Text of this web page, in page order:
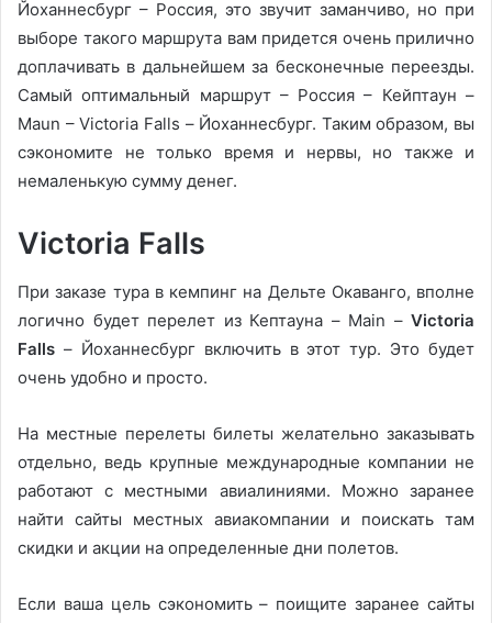
Йоханнесбург – Россия, это звучит заманчиво, но при
выборе такого маршрута вам придется очень прилично
доплачивать в дальнейшем за бесконечные переезды.
Самый оптимальный маршрут – Россия – Кейптаун –
Maun – Victoria Falls – Йоханнесбург. Таким образом, вы
сэкономите не только время и нервы, но также и
немаленькую сумму денег.
Victoria Falls
При заказе тура в кемпинг на Дельте Окаванго, вполне
логично будет перелет из Кептауна – Main – Victoria
Falls – Йоханнесбург включить в этот тур. Это будет
очень удобно и просто.
На местные перелеты билеты желательно заказывать
отдельно, ведь крупные международные компании не
работают с местными авиалиниями. Можно заранее
найти сайты местных авиакомпании и поискать там
скидки и акции на определенные дни полетов.
Если ваша цель сэкономить – поищите заранее сайты